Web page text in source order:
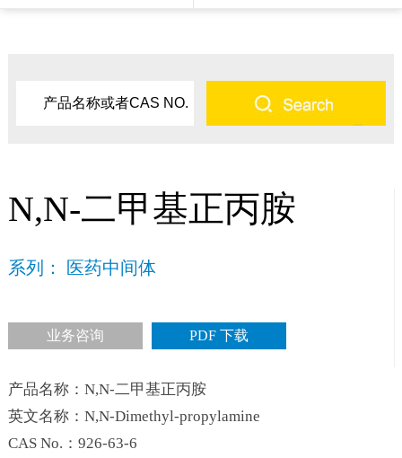
N,N-二甲基正丙胺
系列： 医药中间体
业务咨询 PDF 下载
产品名称：N,N-二甲基正丙胺
英文名称：N,N-Dimethyl-propylamine
CAS No.：926-63-6